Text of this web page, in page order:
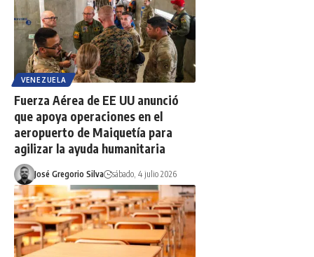
VENEZUELA
Fuerza Aérea de EE UU anunció
que apoya operaciones en el
aeropuerto de Maiquetía para
agilizar la ayuda humanitaria
José Gregorio Silva sábado, 4 julio 2026